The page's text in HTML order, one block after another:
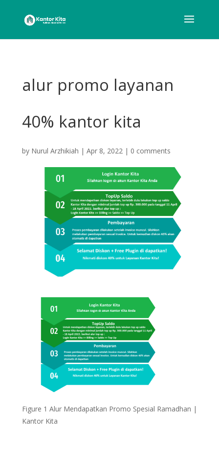
alur promo layanan
40% kantor kita
by Nurul Arzhikiah | Apr 8, 2022| 0 comments
Figure 1 Alur Mendapatkan Promo Spesial Ramadhan |
Kantor Kita